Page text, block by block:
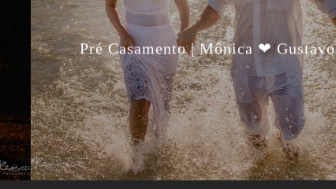
Pré Casamento | Mônica ❤ Gustavo